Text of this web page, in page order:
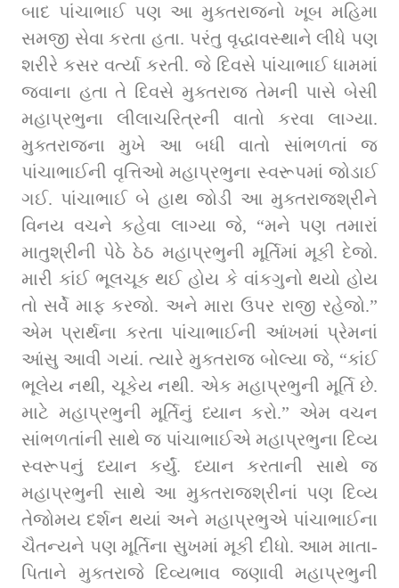
બાદ પાંચાભાઈ પણ આ મુક્તરાજનો ખૂબ મહિમા
સમજી સેવા કરતા હતા. પરંતુ વૃદ્ધાવસ્થાને લીધે પણ
શરીરે કસર વર્ત્યા કરતી. જે દિવસે પાંચાભાઈ ધામમાં
જવાના હતા તે દિવસે મુક્તરાજ તેમની પાસે બેસી
મહાપ્રભુના લીલાચરિત્રની વાતો કરવા લાગ્યા.
મુક્તરાજના મુખે આ બધી વાતો સાંભળતાં જ
પાંચાભાઈની વૃત્તિઓ મહાપ્રભુના સ્વરૂપમાં જોડાઈ
ગઈ. પાંચાભાઈ બે હાથ જોડી આ મુક્તરાજશ્રીને
વિનય વચને કહેવા લાગ્યા જે, “મને પણ તમારાં
માતુશ્રીની પેઠે ઠેઠ મહાપ્રભુની મૂર્તિમાં મૂકી દેજો.
મારી કાંઈ ભૂલચૂક થઈ હોય કે વાંકગુનો થયો હોય
તો સર્વે માફ કરજો. અને મારા ઉપર રાજી રહેજો.”
એમ પ્રાર્થના કરતા પાંચાભાઈની આંખમાં પ્રેમનાં
આંસુ આવી ગયાં. ત્યારે મુક્તરાજ બોલ્યા જે, “કાંઈ
ભૂલેય નથી, ચૂકેય નથી. એક મહાપ્રભુની મૂર્તિ છે.
માટે મહાપ્રભુની મૂર્તિનું ધ્યાન કરો.” એમ વચન
સાંભળતાંની સાથે જ પાંચાભાઈએ મહાપ્રભુના દિવ્ય
સ્વરૂપનું ધ્યાન કર્યું. ધ્યાન કરતાની સાથે જ
મહાપ્રભુની સાથે આ મુક્તરાજશ્રીનાં પણ દિવ્ય
તેજોમય દર્શન થયાં અને મહાપ્રભુએ પાંચાભાઈના
ચૈતન્યને પણ મૂર્તિના સુખમાં મૂકી દીધો. આમ માતા-
પિતાને મુક્તરાજે દિવ્યભાવ જણાવી મહાપ્રભુની